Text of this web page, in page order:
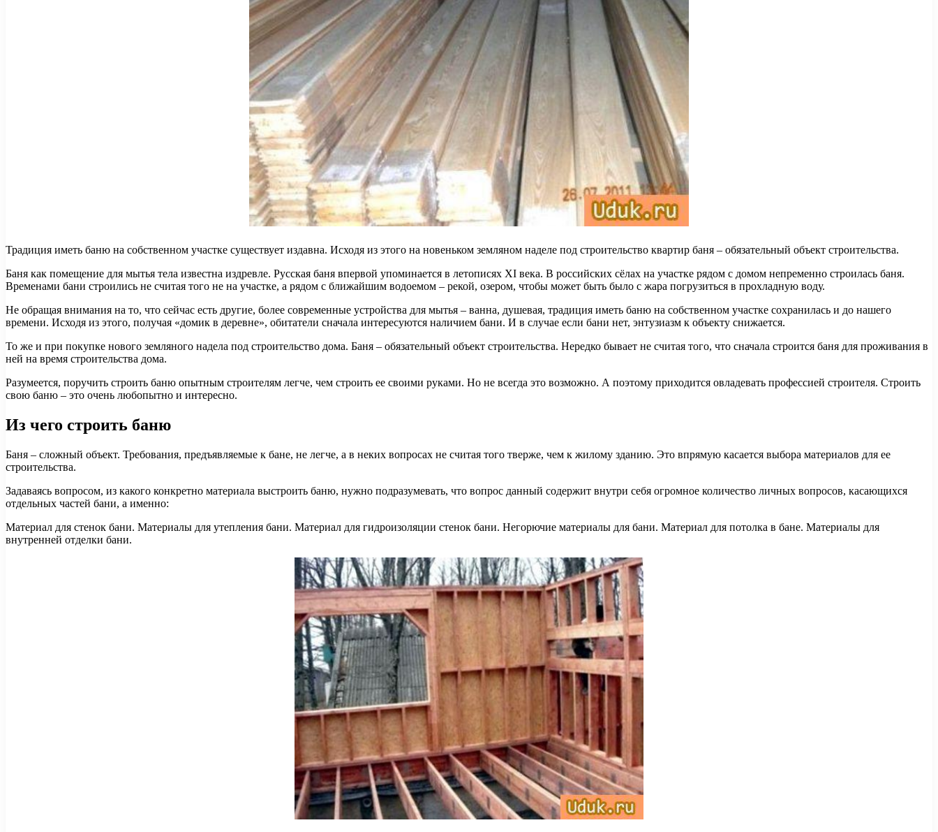
Традиция иметь баню на собственном участке существует издавна. Исходя из этого на новеньком земляном наделе под строительство квартир баня – обязательный объект строительства.
Баня как помещение для мытья тела известна издревле. Русская баня впервой упоминается в летописях XI века. В российских сёлах на участке рядом с домом непременно строилась баня.
Временами бани строились не считая того не на участке, а рядом с ближайшим водоемом – рекой, озером, чтобы может быть было с жара погрузиться в прохладную воду.
Не обращая внимания на то, что сейчас есть другие, более современные устройства для мытья – ванна, душевая, традиция иметь баню на собственном участке сохранилась и до нашего
времени. Исходя из этого, получая «домик в деревне», обитатели сначала интересуются наличием бани. И в случае если бани нет, энтузиазм к объекту снижается.
То же и при покупке нового земляного надела под строительство дома. Баня – обязательный объект строительства. Нередко бывает не считая того, что сначала строится баня для проживания в
ней на время строительства дома.
Разумеется, поручить строить баню опытным строителям легче, чем строить ее своими руками. Но не всегда это возможно. А поэтому приходится овладевать профессией строителя. Строить
свою баню – это очень любопытно и интересно.
Из чего строить баню
Баня – сложный объект. Требования, предъявляемые к бане, не легче, а в неких вопросах не считая того тверже, чем к жилому зданию. Это впрямую касается выбора материалов для ее
строительства.
Задаваясь вопросом, из какого конкретно материала выстроить баню, нужно подразумевать, что вопрос данный содержит внутри себя огромное количество личных вопросов, касающихся
отдельных частей бани, а именно:
Материал для стенок бани. Материалы для утепления бани. Материал для гидроизоляции стенок бани. Негорючие материалы для бани. Материал для потолка в бане. Материалы для
внутренней отделки бани.